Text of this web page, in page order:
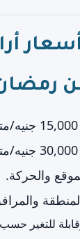
والحركة.
للتغير